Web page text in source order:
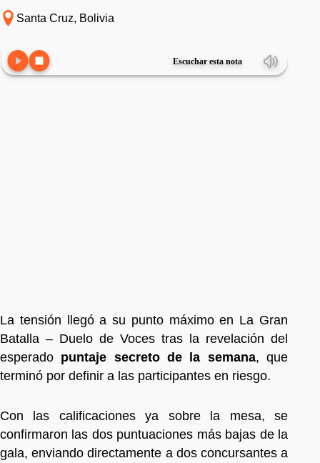
Santa Cruz, Bolivia
Escuchar esta nota
La tensión llegó a su punto máximo en La Gran
Batalla – Duelo de Voces tras la revelación del
esperado puntaje secreto de la semana, que
terminó por definir a las participantes en riesgo.
Con las calificaciones ya sobre la mesa, se
confirmaron las dos puntuaciones más bajas de la
gala, enviando directamente a dos concursantes a